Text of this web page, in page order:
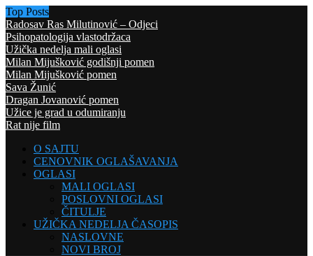
Top Posts
Radosav Ras Milutinović – Odjeci
Psihopatologija vlastodržaca
Užička nedelja mali oglasi
Milan Mijušković godišnji pomen
Milan Mijušković pomen
Sava Žunić
Dragan Jovanović pomen
Užice je grad u odumiranju
Rat nije film
O SAJTU
CENOVNIK OGLAŠAVANJA
OGLASI
MALI OGLASI
POSLOVNI OGLASI
ČITULJE
UŽIČKA NEDELJA ČASOPIS
NASLOVNE
NOVI BROJ